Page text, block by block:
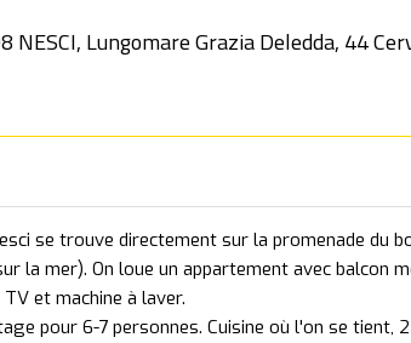
Lungomare Grazia Deledda, 44
se trouve directement sur la promenade du
la mer). On loue un appartement avec balcon
et machine à laver.
pour 6-7 personnes. Cuisine où l'on se tient, 2